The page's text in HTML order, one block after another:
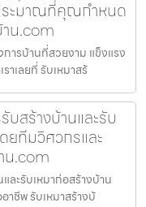
ระมาณที่คุณกำหนด
าน.com
ารบ้านที่สวยงาม แข็งแรง
เลยที่ รับเหมาสร้
บสร้างบ้านและรับ
ยทีมวิศวกรและ
น.com
ละรับเหมาก่อสร้างบ้าน
ชีพ รับเหมาสร้างบ้